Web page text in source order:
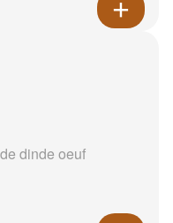
dinde oeuf